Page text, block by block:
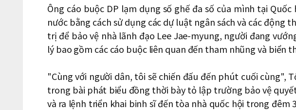
Ông cáo buộc DP lạm dụng số ghế đa số của mình tại
nước bằng cách sử dụng các dự luật ngân sách và các động
trị để bảo vệ nhà lãnh đạo Lee Jae-myung, người đang
lý bao gồm các cáo buộc liên quan đến tham nhũng và biển
"Cùng với người dân, tôi sẽ chiến đấu đến phút cuối cùng",
trong bài phát biểu đồng thời bày tỏ lập trường bảo vệ
và ra lệnh triển khai binh sĩ đến tòa nhà quốc hội trong đêm